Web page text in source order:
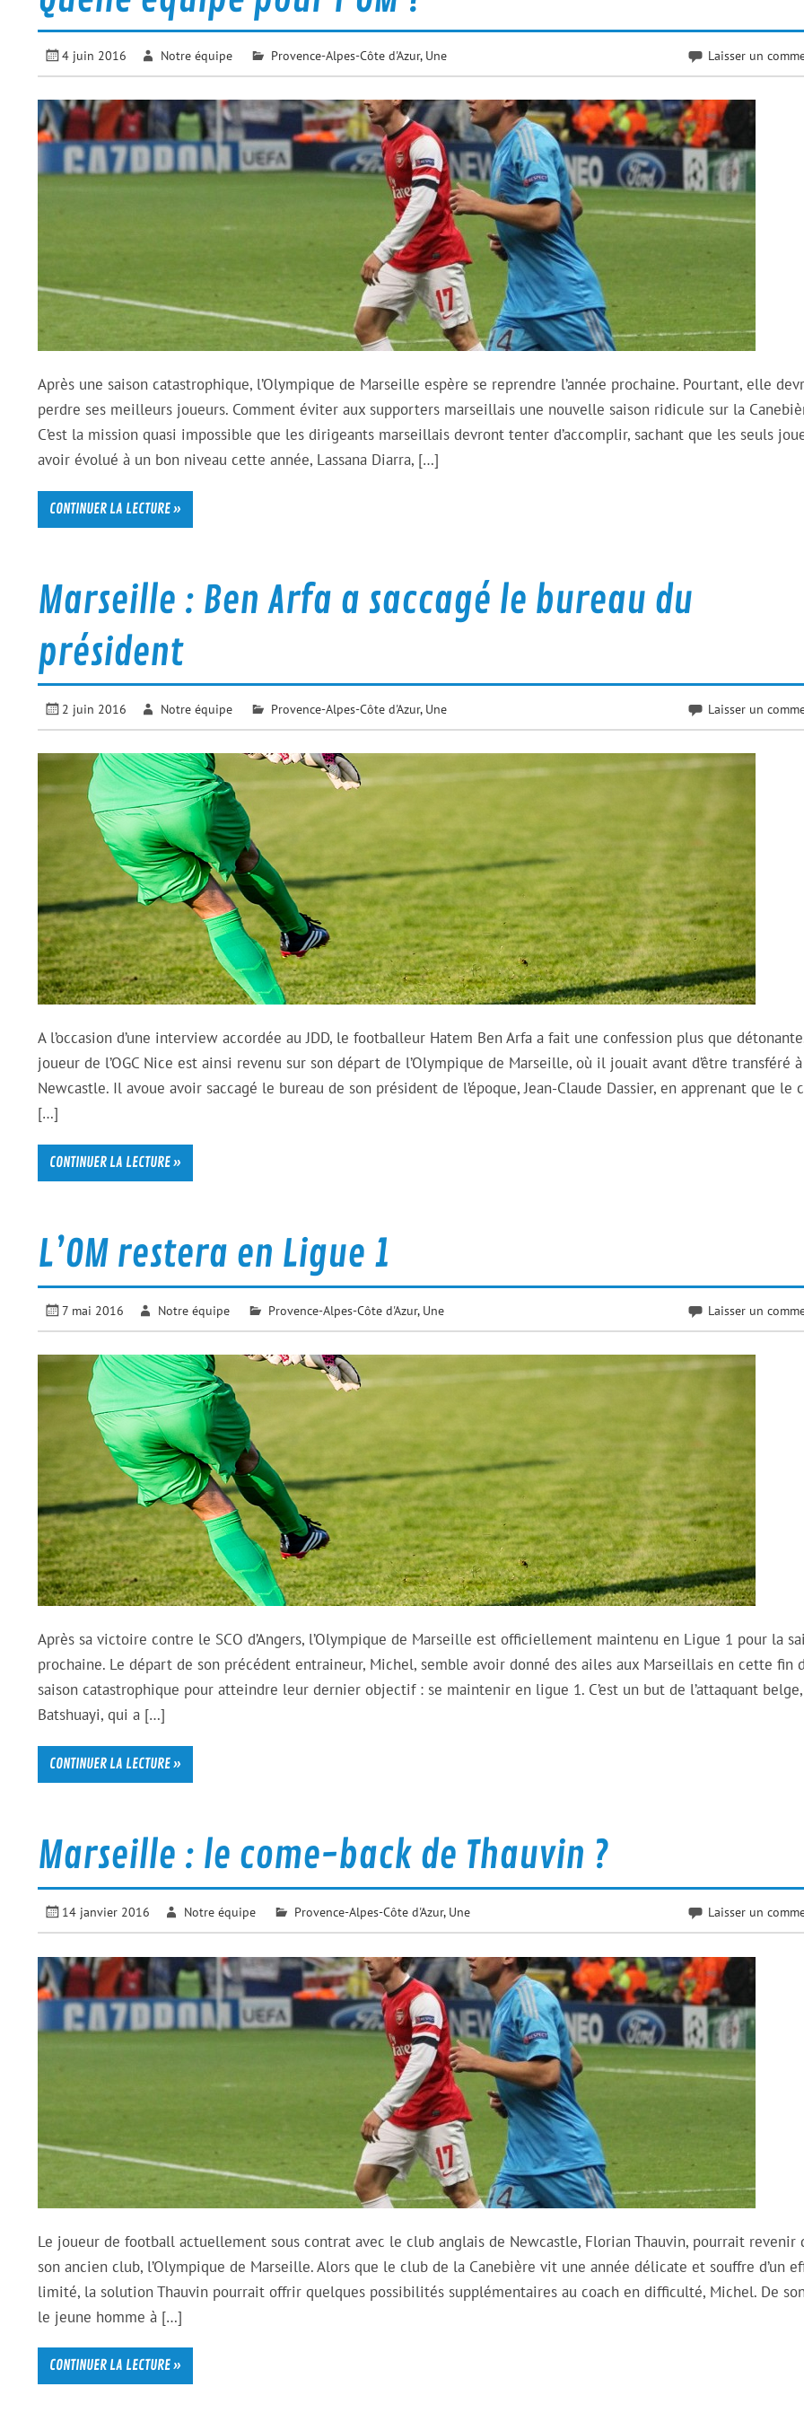
4 juin 2016 Notre équipe Provence-Alpes-Côte d'Azur, Une Laisser un
Après une saison catastrophique, l’Olympique de Marseille espère se reprendre l’année prochaine. Pourtant, elle
perdre ses meilleurs joueurs. Comment éviter aux supporters marseillais une nouvelle saison ridicule sur la
C’est la mission quasi impossible que les dirigeants marseillais devront tenter d’accomplir, sachant que les seuls
avoir évolué à un bon niveau cette année, Lassana Diarra, […]
CONTINUER LA LECTURE »
Marseille : Ben Arfa a saccagé le bureau du
président
2 juin 2016 Notre équipe Provence-Alpes-Côte d'Azur, Une Laisser un
A l’occasion d’une interview accordée au JDD, le footballeur Hatem Ben Arfa a fait une confession plus que
joueur de l’OGC Nice est ainsi revenu sur son départ de l’Olympique de Marseille, où il jouait avant d’être transféré à
Newcastle. Il avoue avoir saccagé le bureau de son président de l’époque, Jean-Claude Dassier, en apprenant que le
[…]
CONTINUER LA LECTURE »
L’OM restera en Ligue 1
7 mai 2016 Notre équipe Provence-Alpes-Côte d'Azur, Une Laisser un
Après sa victoire contre le SCO d’Angers, l’Olympique de Marseille est officiellement maintenu en Ligue 1 pour la
prochaine. Le départ de son précédent entraineur, Michel, semble avoir donné des ailes aux Marseillais en cette fin
saison catastrophique pour atteindre leur dernier objectif : se maintenir en ligue 1. C’est un but de l’attaquant belge,
Batshuayi, qui a […]
CONTINUER LA LECTURE »
Marseille : le come-back de Thauvin ?
14 janvier 2016 Notre équipe Provence-Alpes-Côte d'Azur, Une Laisser un
Le joueur de football actuellement sous contrat avec le club anglais de Newcastle, Florian Thauvin, pourrait revenir
son ancien club, l’Olympique de Marseille. Alors que le club de la Canebière vit une année délicate et souffre d’un
limité, la solution Thauvin pourrait offrir quelques possibilités supplémentaires au coach en difficulté, Michel. De
le jeune homme à […]
CONTINUER LA LECTURE »